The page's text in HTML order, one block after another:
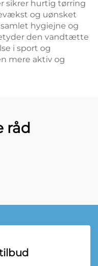
sikrer hurtig tørring
og uønsket
hygiejne og
den vandtætte
i sport og
mere aktiv og
råd